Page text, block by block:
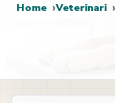
Home Veterinari